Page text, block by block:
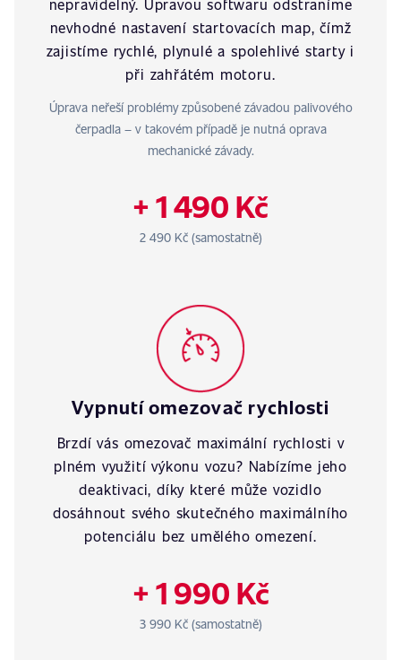
nepravidelný. Úpravou softwaru odstraníme
nevhodné nastavení startovacích map, čímž
zajistíme rychlé, plynulé a spolehlivé starty i
při zahřátém motoru.
Úprava neřeší problémy způsobené závadou palivového
čerpadla – v takovém případě je nutná oprava
mechanické závady.
+ 1 490 Kč
2 490 Kč (samostatně)
Vypnutí omezovač rychlosti
Brzdí vás omezovač maximální rychlosti v
plném využití výkonu vozu? Nabízíme jeho
deaktivaci, díky které může vozidlo
dosáhnout svého skutečného maximálního
potenciálu bez umělého omezení.
+ 1 990 Kč
3 990 Kč (samostatně)